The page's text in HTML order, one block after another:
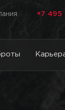
+7 495